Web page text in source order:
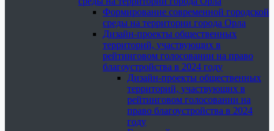
Формирование современной городской
среды на территории города Орла
Дизайн-проекты общественных
территорий, участвующих в
рейтинговом голосовании на право
благоустройства в 2024 году
Дизайн-проекты общественных
территорий, участвующих в
рейтинговом голосовании на
право благоустройства в 2024
году